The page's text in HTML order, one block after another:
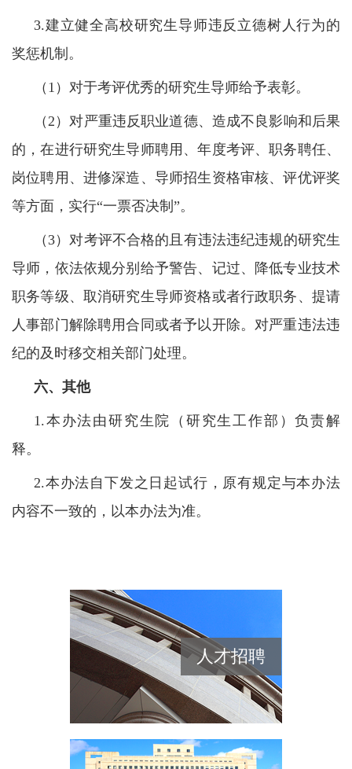
3.建立健全高校研究生导师违反立德树人行为的
奖惩机制。
（1）对于考评优秀的研究生导师给予表彰。
（2）对严重违反职业道德、造成不良影响和后果
的，在进行研究生导师聘用、年度考评、职务聘任、
岗位聘用、进修深造、导师招生资格审核、评优评奖
等方面，实行“一票否决制”。
（3）对考评不合格的且有违法违纪违规的研究生
导师，依法依规分别给予警告、记过、降低专业技术
职务等级、取消研究生导师资格或者行政职务、提请
人事部门解除聘用合同或者予以开除。对严重违法违
纪的及时移交相关部门处理。
六、其他
1.本办法由研究生院（研究生工作部）负责解
释。
2.本办法自下发之日起试行，原有规定与本办法
内容不一致的，以本办法为准。
人才招聘